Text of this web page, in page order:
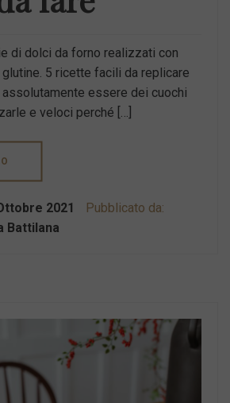
di dolci da forno realizzati con
5 ricette facili da replicare
essere dei cuochi
e veloci perché […]
2021
Pubblicato da:
Battilana